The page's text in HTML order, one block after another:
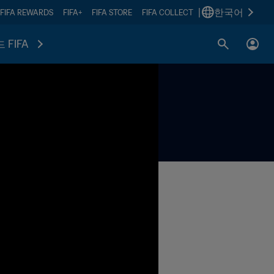
FIFA REWARDS FIFA+ FIFA STORE FIFA COLLECT 한국어
FIFA